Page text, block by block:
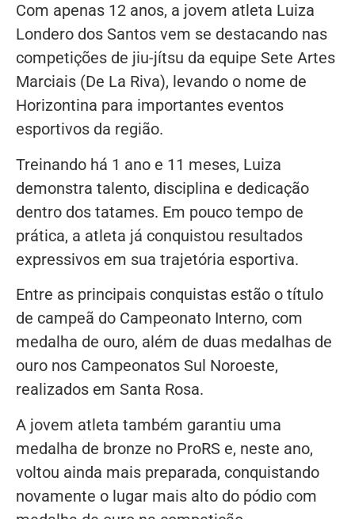
Com apenas 12 anos, a jovem atleta Luiza
Londero dos Santos vem se destacando nas
competições de jiu-jítsu da equipe Sete Artes
Marciais (De La Riva), levando o nome de
Horizontina para importantes eventos
esportivos da região.
Treinando há 1 ano e 11 meses, Luiza
demonstra talento, disciplina e dedicação
dentro dos tatames. Em pouco tempo de
prática, a atleta já conquistou resultados
expressivos em sua trajetória esportiva.
Entre as principais conquistas estão o título
de campeã do Campeonato Interno, com
medalha de ouro, além de duas medalhas de
ouro nos Campeonatos Sul Noroeste,
realizados em Santa Rosa.
A jovem atleta também garantiu uma
medalha de bronze no ProRS e, neste ano,
voltou ainda mais preparada, conquistando
novamente o lugar mais alto do pódio com